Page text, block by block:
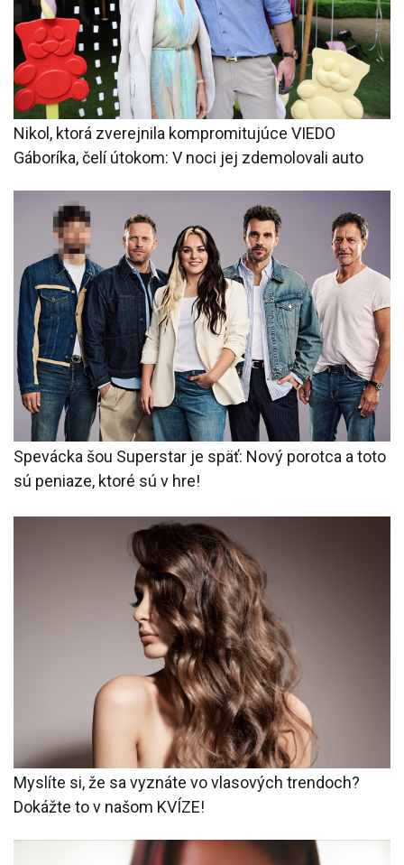
Nikol, ktorá zverejnila kompromitujúce VIEDO
Gáboríka, čelí útokom: V noci jej zdemolovali auto
Spevácka šou Superstar je späť: Nový porotca a toto
sú peniaze, ktoré sú v hre!
Myslíte si, že sa vyznáte vo vlasových trendoch?
Dokážte to v našom KVÍZE!